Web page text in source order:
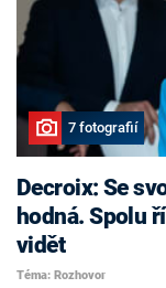
7 fotografií
Decroix: Se
hodná. Spolu
vidět
Téma: Rozhovor